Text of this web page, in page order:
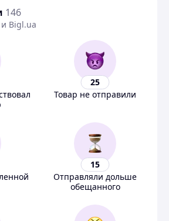
146
Bigl.ua
25
Товар не отправили
15
Отправляли дольше
обещанного